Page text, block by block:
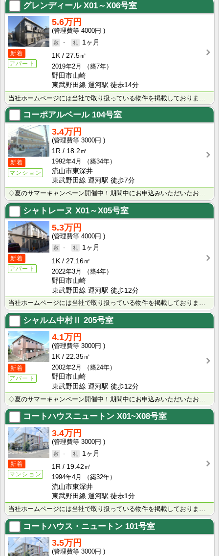
グレンディールX01～X06号室
新着
アパート
5.6万円
4000円
-
1ヶ月
1K
27.5㎡
2019年2月
（築7年）
野田市山崎
東武野田線 運河駅 徒歩14分
コーポアルベール104号室
新着
マンション
3.4万円
3000円
1R
18.2㎡
1992年4月
（築34年）
流山市東深井
東武野田線 運河駅 徒歩7分
◇夏のサマーキャンペーン開催中！期間中にお申込みいただいたお客様へ、500円分のQUOカード＋日用品･･･
シャトレーヌ X01～X05号室
新着
アパート
5.3万円
4000円
-
1ヶ月
1K
27.16㎡
2022年3月
（築4年）
野田市山崎
東武野田線 運河駅 徒歩12分
当社ホームページには当社で取り扱っている物件を掲載しております。 現在の募集状況に関しては、スタッフ･･･
シャルム中村Ⅱ 205号室
新着
アパート
4.1万円
3000円
1K
22.35㎡
2002年2月
（築24年）
野田市山崎
東武野田線 運河駅 徒歩12分
コートハウスニュートン X01~X08号室
新着
マンション
3.4万円
3000円
-
1ヶ月
1R
19.42㎡
1994年4月
（築32年）
流山市東深井
東武野田線 運河駅 徒歩1分
コートハウス・ニュートン 101号室
3.5万円
3000円